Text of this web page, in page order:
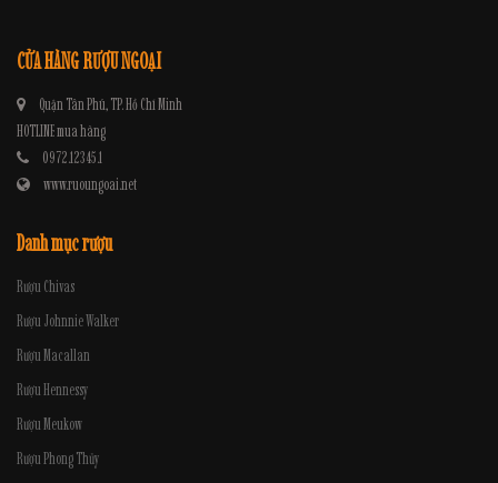
CỬA HÀNG RƯỢU NGOẠI
Quận Tân Phú, TP. Hồ Chí Minh
HOTLINE mua hàng
0972.12345.1
www.ruoungoai.net
Danh mục rượu
Rượu Chivas
Rượu Johnnie Walker
Rượu Macallan
Rượu Hennessy
Rượu Meukow
Rượu Phong Thủy